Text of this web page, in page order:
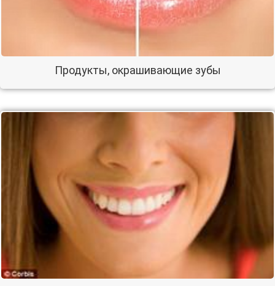
Продукты, окрашивающие зубы